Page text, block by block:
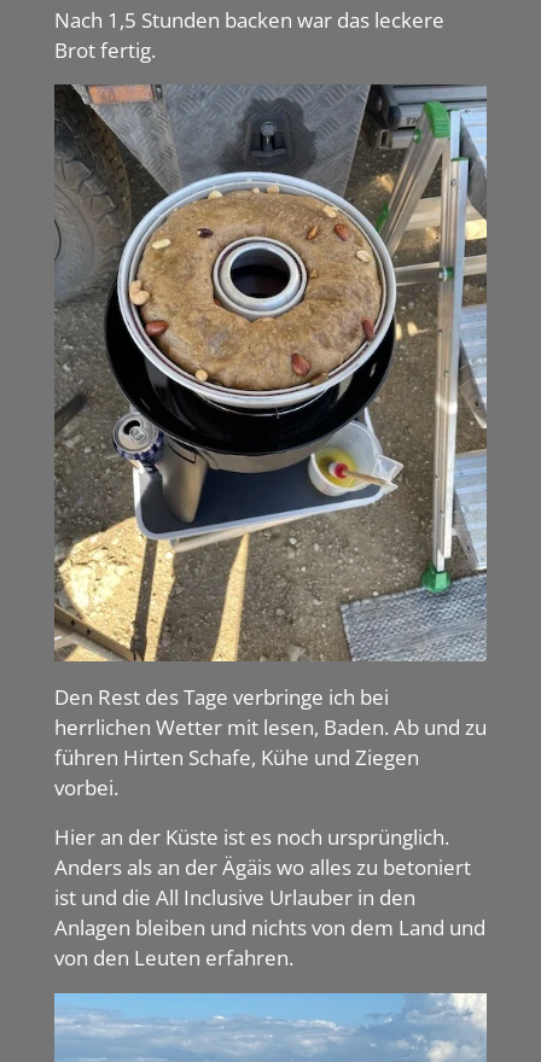
Nach 1,5 Stunden backen war das leckere
Brot fertig.
Den Rest des Tage verbringe ich bei
herrlichen Wetter mit lesen, Baden. Ab und zu
führen Hirten Schafe, Kühe und Ziegen
vorbei.
Hier an der Küste ist es noch ursprünglich.
Anders als an der Ägäis wo alles zu betoniert
ist und die All Inclusive Urlauber in den
Anlagen bleiben und nichts von dem Land und
von den Leuten erfahren.